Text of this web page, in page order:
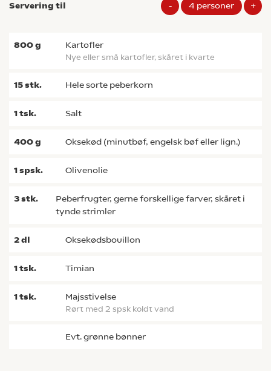
Servering til - 4 personer +
800g kartofler
nye eller små kartofler, skåret i kvarte
15stk. hele sorte peberkorn
1tsk. salt
400g oksekød (minutbøf, engelsk bøf eller lign.)
1spsk. olivenolie
3stk.
peberfrugter, gerne forskellige farver, skåret i
tynde strimler
2dl oksekødsbouillon
1tsk. timian
1tsk. majsstivelse
rørt med 2 spsk koldt vand
evt. grønne bønner